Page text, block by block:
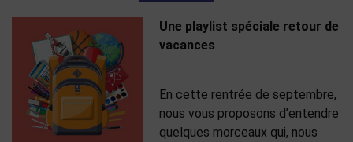
Une playlist spéciale retour de
vacances
En cette rentrée de septembre,
nous vous proposons d’entendre
quelques morceaux qui, nous